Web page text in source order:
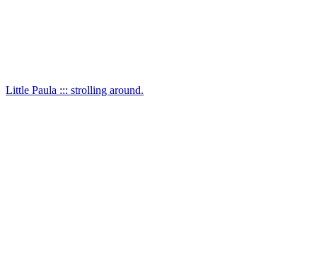
Little Paula ::: strolling around.